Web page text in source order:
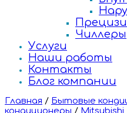
Чиллеры
Услуги
Наши работы
Контакты
Блог компании
Главная / Бытовые
кондиционеры /